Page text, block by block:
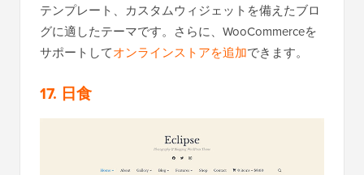
テンプレート、カスタムウィジェットを備えたブロ
グに適したテーマです。さらに、WooCommerceを
サポートしてオンラインストアを追加できます。
17. 日食